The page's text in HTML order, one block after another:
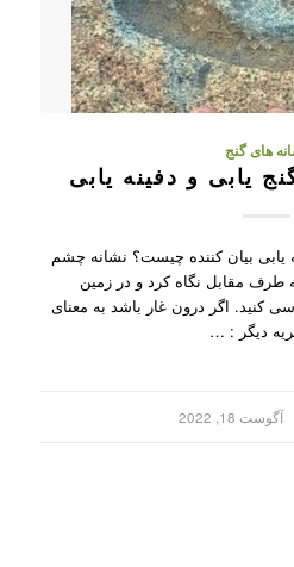
های گنج
یابی و دفینه یابی
یابی بیان کننده چیست؟ نشانه چشم
طرف مقابل نگاه کرد و در زمین
کنید. اگر درون غار باشد به معنای
دیگر : …
آگوست 18, 2022